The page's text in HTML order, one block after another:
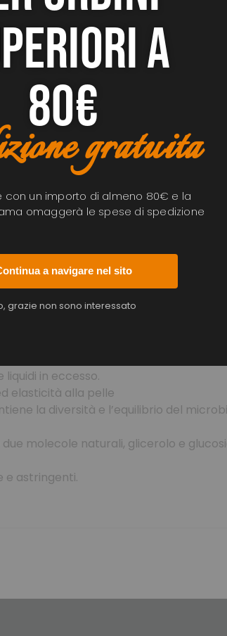
Sarà possibile pagare
nella pagina di conferma
carrello
vegetale che presenta
in eccesso.
elasticità alla pelle
la diversità e l’equilibrio del
molecole naturali, glicerolo e
e astringenti.
a
80€
gratuita
con un importo di almeno 80€ e la
omaggerà le spese di spedizione
a navigare nel sito
grazie non sono interessato